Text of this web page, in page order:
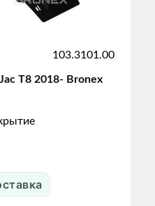
103.3101.00
T8 2018- Bronex